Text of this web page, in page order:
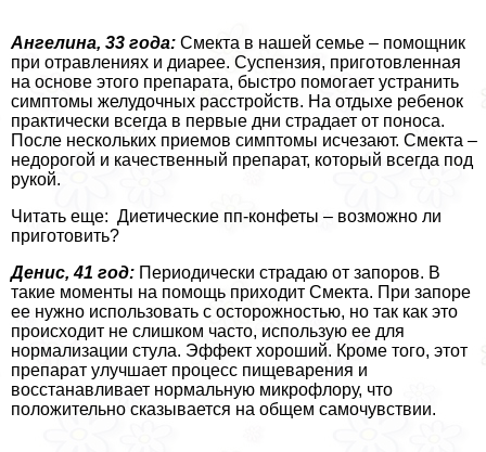
Ангелина, 33 года: Смекта в нашей семье – помощник
при отравлениях и диарее. Суспензия, приготовленная
на основе этого препарата, быстро помогает устранить
симптомы желудочных расстройств. На отдыхе ребенок
пpaктически всегда в первые дни страдает от поноса.
После нескольких приемов симптомы исчезают. Смекта –
недорогой и качественный препарат, который всегда под
рукой.
Читать еще: Диетические пп-конфеты – возможно ли
приготовить?
Денис, 41 год: Периодически страдаю от запоров. В
такие моменты на помощь приходит Смекта. При запоре
ее нужно использовать с осторожностью, но так как это
происходит не слишком часто, использую ее для
нормализации стула. Эффект хороший. Кроме того, этот
препарат улучшает процесс пищеварения и
восстанавливает нормальную микрофлору, что
положительно сказывается на общем самочувствии.